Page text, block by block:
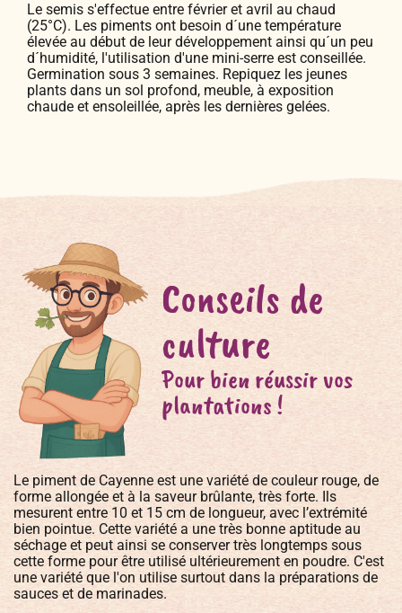
Le semis s'effectue entre février et avril au chaud
(25°C). Les piments ont besoin d´une température
élevée au début de leur développement ainsi qu´un peu
d´humidité, l'utilisation d'une mini-serre est conseillée.
Germination sous 3 semaines. Repiquez les jeunes
plants dans un sol profond, meuble, à exposition
chaude et ensoleillée, après les dernières gelées.
Conseils de
culture
Pour bien réussir vos
plantations !
Le piment de Cayenne est une variété de couleur rouge, de
forme allongée et à la saveur brûlante, très forte. Ils
mesurent entre 10 et 15 cm de longueur, avec l’extrémité
bien pointue. Cette variété a une très bonne aptitude au
séchage et peut ainsi se conserver très longtemps sous
cette forme pour être utilisé ultérieurement en poudre. C'est
une variété que l'on utilise surtout dans la préparations de
sauces et de marinades.